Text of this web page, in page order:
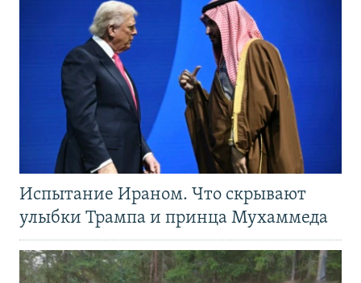
Испытание Ираном. Что скрывают
улыбки Трампа и принца Мухаммеда